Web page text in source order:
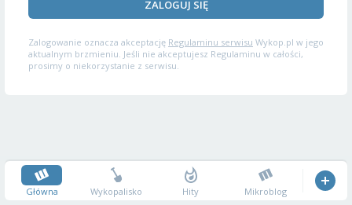
ZALOGUJ SIĘ
Zalogowanie oznacza akceptację Regulaminu serwisu Wykop.pl w jego
aktualnym brzmieniu. Jeśli nie akceptujesz Regulaminu w całości,
prosimy o niekorzystanie z serwisu.
Główna Wykopalisko Hity Mikroblog